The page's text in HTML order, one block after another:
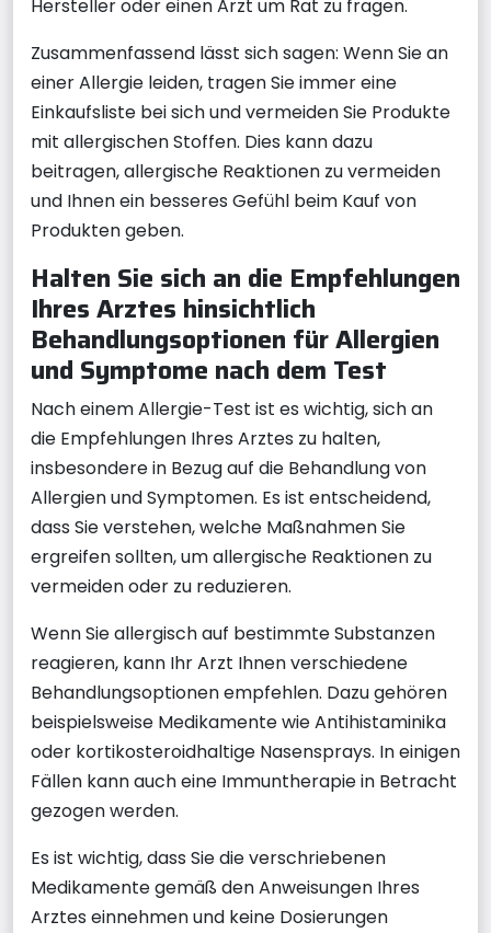
Hersteller oder einen Arzt um Rat zu fragen.
Zusammenfassend lässt sich sagen: Wenn Sie an
einer Allergie leiden, tragen Sie immer eine
Einkaufsliste bei sich und vermeiden Sie Produkte
mit allergischen Stoffen. Dies kann dazu
beitragen, allergische Reaktionen zu vermeiden
und Ihnen ein besseres Gefühl beim Kauf von
Produkten geben.
Halten Sie sich an die Empfehlungen
Ihres Arztes hinsichtlich
Behandlungsoptionen für Allergien
und Symptome nach dem Test
Nach einem Allergie-Test ist es wichtig, sich an
die Empfehlungen Ihres Arztes zu halten,
insbesondere in Bezug auf die Behandlung von
Allergien und Symptomen. Es ist entscheidend,
dass Sie verstehen, welche Maßnahmen Sie
ergreifen sollten, um allergische Reaktionen zu
vermeiden oder zu reduzieren.
Wenn Sie allergisch auf bestimmte Substanzen
reagieren, kann Ihr Arzt Ihnen verschiedene
Behandlungsoptionen empfehlen. Dazu gehören
beispielsweise Medikamente wie Antihistaminika
oder kortikosteroidhaltige Nasensprays. In einigen
Fällen kann auch eine Immuntherapie in Betracht
gezogen werden.
Es ist wichtig, dass Sie die verschriebenen
Medikamente gemäß den Anweisungen Ihres
Arztes einnehmen und keine Dosierungen